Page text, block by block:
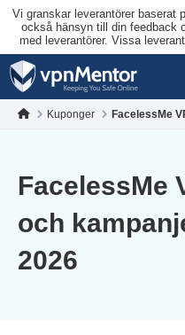
Vi granskar leverantörer baserat
också hänsyn till din feedback
med leverantörer. Vissa
Kuponger FacelessMe
FacelessMe
och
2026